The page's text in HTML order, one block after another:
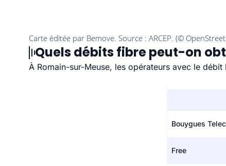
Quels débits fibre peut-on
À Romain-sur-Meuse, les opérateurs avec le
Bouygues
Free